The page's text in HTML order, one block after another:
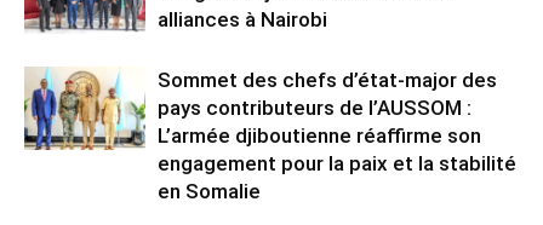
alliances à Nairobi
Sommet des chefs d’état-major des
pays contributeurs de l’AUSSOM :
L’armée djiboutienne réaffirme son
engagement pour la paix et la stabilité
en Somalie